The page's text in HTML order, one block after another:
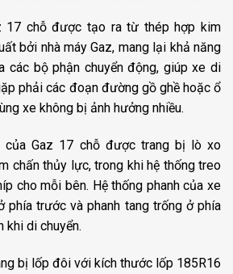
17 chỗ được tạo ra từ thép hợp kim
bởi nhà máy Gaz, mang lại khả năng
các bộ phận chuyển động, giúp xe di
phải các đoạn đường gồ ghề hoặc ổ
xe không bị ảnh hưởng nhiều.
của Gaz 17 chỗ được trang bị lò xo
chấn thủy lực, trong khi hệ thống treo
cho mỗi bên. Hệ thống phanh của xe
phía trước và phanh tang trống ở phía
khi di chuyển.
bị lốp đôi với kích thước lốp 185R16